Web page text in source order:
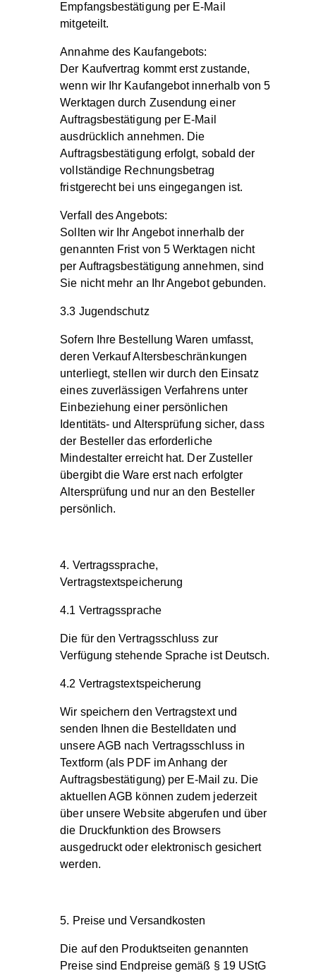
Empfangsbestätigung per E-Mail
mitgeteilt.
Annahme des Kaufangebots:
Der Kaufvertrag kommt erst zustande,
wenn wir Ihr Kaufangebot innerhalb von 5
Werktagen durch Zusendung einer
Auftragsbestätigung per E-Mail
ausdrücklich annehmen. Die
Auftragsbestätigung erfolgt, sobald der
vollständige Rechnungsbetrag
fristgerecht bei uns eingegangen ist.
Verfall des Angebots:
Sollten wir Ihr Angebot innerhalb der
genannten Frist von 5 Werktagen nicht
per Auftragsbestätigung annehmen, sind
Sie nicht mehr an Ihr Angebot gebunden.
3.3 Jugendschutz
Sofern Ihre Bestellung Waren umfasst,
deren Verkauf Altersbeschränkungen
unterliegt, stellen wir durch den Einsatz
eines zuverlässigen Verfahrens unter
Einbeziehung einer persönlichen
Identitäts- und Altersprüfung sicher, dass
der Besteller das erforderliche
Mindestalter erreicht hat. Der Zusteller
übergibt die Ware erst nach erfolgter
Altersprüfung und nur an den Besteller
persönlich.
4. Vertragssprache,
Vertragstextspeicherung
4.1 Vertragssprache
Die für den Vertragsschluss zur
Verfügung stehende Sprache ist Deutsch.
4.2 Vertragstextspeicherung
Wir speichern den Vertragstext und
senden Ihnen die Bestelldaten und
unsere AGB nach Vertragsschluss in
Textform (als PDF im Anhang der
Auftragsbestätigung) per E-Mail zu. Die
aktuellen AGB können zudem jederzeit
über unsere Website abgerufen und über
die Druckfunktion des Browsers
ausgedruckt oder elektronisch gesichert
werden.
5. Preise und Versandkosten
Die auf den Produktseiten genannten
Preise sind Endpreise gemäß § 19 UStG